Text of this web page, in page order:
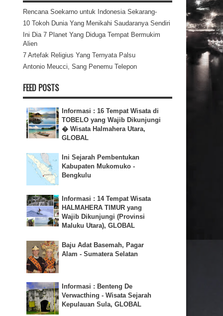
Rencana Soekarno untuk Indonesia Sekarang-
10 Tokoh Dunia Yang Menikahi Saudaranya Sendiri
Ini Dia 7 Planet Yang Diduga Tempat Bermukim
Alien
7 Artefak Religius Yang Ternyata Palsu
Antonio Meucci, Sang Penemu Telepon
FEED POSTS
Informasi : 16 Tempat Wisata di
TOBELO yang Wajib Dikunjungi
� Wisata Halmahera Utara,
GLOBAL
Ini Sejarah Pembentukan
Kabupaten Mukomuko -
Bengkulu
Informasi : 14 Tempat Wisata
HALMAHERA TIMUR yang
Wajib Dikunjungi (Provinsi
Maluku Utara), GLOBAL
Baju Adat Basemah, Pagar
Alam - Sumatera Selatan
Informasi : Benteng De
Verwacthing - Wisata Sejarah
Kepulauan Sula, GLOBAL